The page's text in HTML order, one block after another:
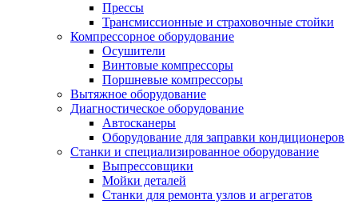
Прессы
Трансмиссионные и страховочные стойки
Компрессорное оборудование
Осушители
Винтовые компрессоры
Поршневые компрессоры
Вытяжное оборудование
Диагностическое оборудование
Автосканеры
Оборудование для заправки кондиционеров
Станки и специализированное оборудование
Выпрессовщики
Мойки деталей
Станки для ремонта узлов и агрегатов